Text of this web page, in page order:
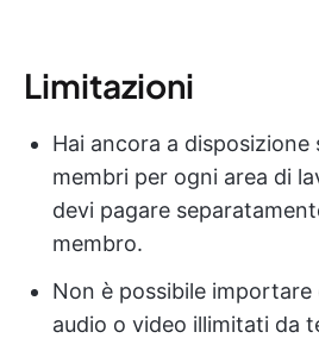
Limitazioni
Hai ancora a disposizione
membri per ogni area di
devi pagare
membro.
Non è possibile
audio o video illimitati da